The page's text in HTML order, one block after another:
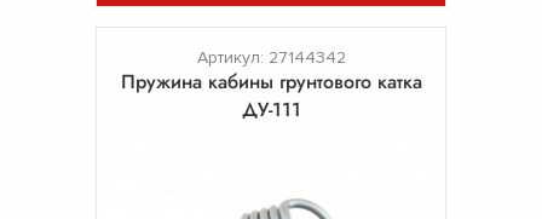
Артикул: 27144342
Пружина кабины грунтового катка
ДУ-111